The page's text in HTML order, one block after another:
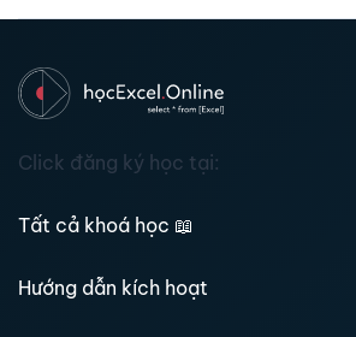
Click đăng ký học tại:
Tất cả khoá học 📖
Hướng dẫn kích hoạt